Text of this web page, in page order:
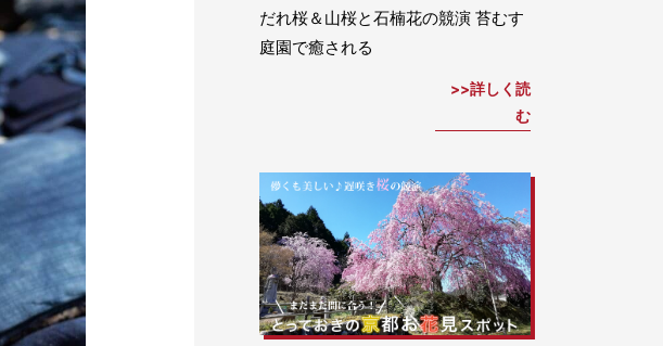
だれ桜＆山桜と石楠花の競演 苔むす
庭園で癒される
詳しく読
む